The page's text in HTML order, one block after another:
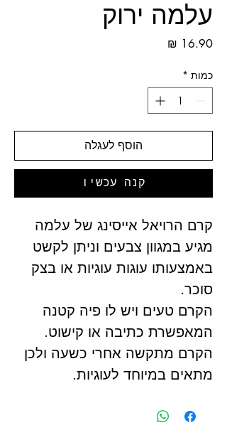
עלמה ירוק
כמות *
הוסף לעגלה
קנה עכשיו
קרם הרויאל אייסינג של עלמה
מגיע במגוון צבעים וניתן לקשט
באמצעותו עוגות עוגיות או בצק
סוכר.
הקרם טעים ויש לו פיה קטנה
המאפשרת כתיבה או קישוט.
הקרם מתקשה אחרי כשעה ולכן
מתאים במיוחד לעוגיות.